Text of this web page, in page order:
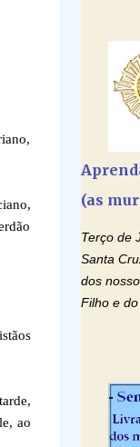
ao
(as
Terço de
Santa
dos
Filho e
o vosso
Deus,